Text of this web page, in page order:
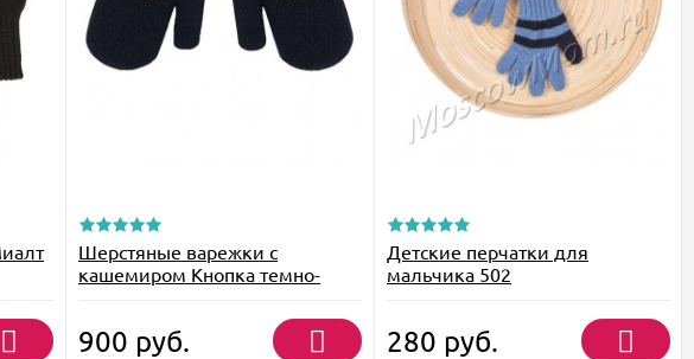
Шерстяные варежки с
кашемиром Кнопка темно-
900 руб.
Детские перчатки для
мальчика 502
280 руб.